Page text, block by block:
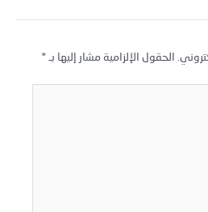
الحقول الإلزامية مشار إليها بـ